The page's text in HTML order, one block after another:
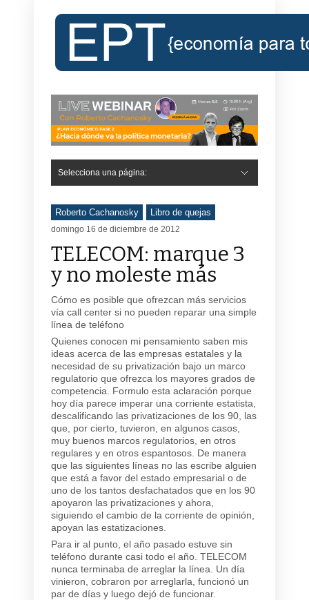
Selecciona una página:
Roberto Cachanosky Libro de quejas
domingo 16 de diciembre de 2012
TELECOM: marque 3
y no moleste más
Cómo es posible que ofrezcan más servicios
vía call center si no pueden reparar una simple
línea de teléfono
Quienes conocen mi pensamiento saben mis
ideas acerca de las empresas estatales y la
necesidad de su privatización bajo un marco
regulatorio que ofrezca los mayores grados de
competencia. Formulo esta aclaración porque
hoy día parece imperar una corriente estatista,
descalificando las privatizaciones de los 90, las
que, por cierto, tuvieron, en algunos casos,
muy buenos marcos regulatorios, en otros
regulares y en otros espantosos. De manera
que las siguientes líneas no las escribe alguien
que está a favor del estado empresarial o de
uno de los tantos desfachatados que en los 90
apoyaron las privatizaciones y ahora,
siguiendo el cambio de la corriente de opinión,
apoyan las estatizaciones.
Para ir al punto, el año pasado estuve sin
teléfono durante casi todo el año. TELECOM
nunca terminaba de arreglar la línea. Un día
vinieron, cobraron por arreglarla, funcionó un
par de días y luego dejó de funcionar.